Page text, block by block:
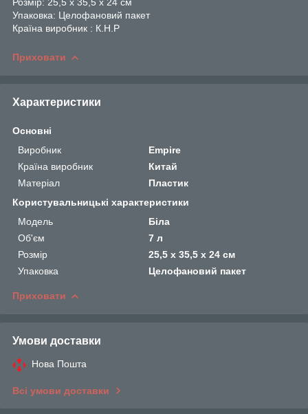
Упаковка: Целофановий пакет
Країна виробник : К.Н.Р
Приховати
Характеристики
Основні
Виробник
Empire
Країна виробник
Китай
Матеріал
Пластик
Користувальницькі характеристики
Мoдель
Біла
Об'єм
7 л
Розмір
25,5 х 35,5 х 24 см
Упаковка
Целофановий пакет
Приховати
Умови доставки
Нова Пошта
Всі умови доставки